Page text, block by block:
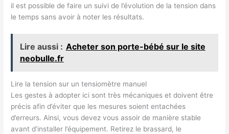
il est possible de faire un suivi de l’évolution de la tension dans
le temps sans avoir à noter les résultats.
Lire aussi : Acheter son porte-bébé sur le site
neobulle.fr
Lire la tension sur un tensiomètre manuel
Les gestes à adopter ici sont très mécaniques et doivent être
précis afin d’éviter que les mesures soient entachées
d’erreurs. Ainsi, vous devez vous assoir de manière stable
avant d’installer l’équipement. Retirez le brassard, le